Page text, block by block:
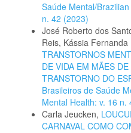
Saúde Mental/
n. 42 (2023)
José Roberto dos
Reis, Kássia
TRANSTORNOS
DE VIDA EM MÃES
TRANSTORNO DO
Brasileiros de Saúde
Mental Health: v. 16 n.
Carla Jeucken,
CARNAVAL COMO